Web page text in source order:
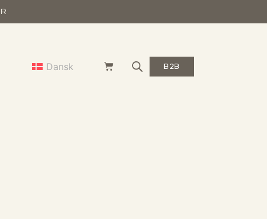
Dansk B2B